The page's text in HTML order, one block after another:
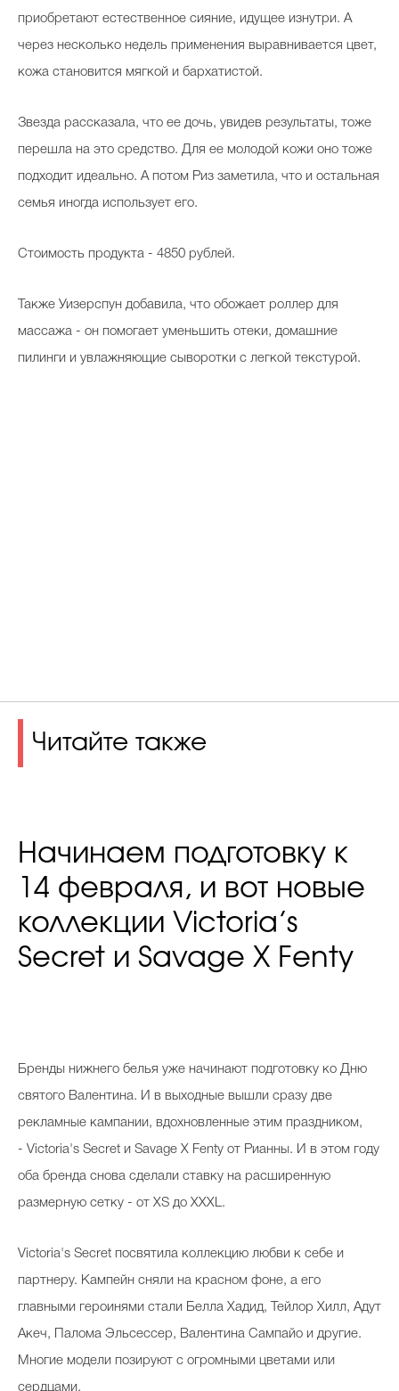
приобретают естественное сияние, идущее изнутри. А
через несколько недель применения выравнивается цвет,
кожа становится мягкой и бархатистой.
Звезда рассказала, что ее дочь, увидев результаты, тоже
перешла на это средство. Для ее молодой кожи оно тоже
подходит идеально. А потом Риз заметила, что и остальная
семья иногда использует его.
Стоимость продукта - 4850 рублей.
Также Уизерспун добавила, что обожает роллер для
массажа - он помогает уменьшить отеки, домашние
пилинги и увлажняющие сыворотки с легкой текстурой.
Читайте также
Начинаем подготовку к
14 февраля, и вот новые
коллекции Victoria’s
Secret и Savage X Fenty
Бренды нижнего белья уже начинают подготовку ко Дню
святого Валентина. И в выходные вышли сразу две
рекламные кампании, вдохновленные этим праздником,
- Victoria's Secret и Savage X Fenty от Рианны. И в этом году
оба бренда снова сделали ставку на расширенную
размерную сетку - от XS до XXXL.
Victoria's Secret посвятила коллекцию любви к себе и
партнеру. Кампейн сняли на красном фоне, а его
главными героинями стали Белла Хадид, Тейлор Хилл, Адут
Акеч, Палома Эльсессер, Валентина Сампайо и другие.
Многие модели позируют с огромными цветами или
сердцами.